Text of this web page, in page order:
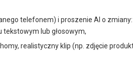
telefonem) i proszenie AI o
lub głosowym,
realistyczny klip (np. zdjęcie